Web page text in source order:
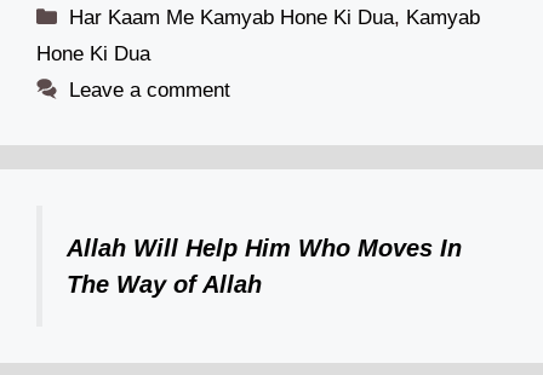
Categories
Har Kaam Me Kamyab Hone Ki Dua, Kamyab
Hone Ki Dua
Leave a comment
Allah Will Help Him Who Moves In
The Way of Allah